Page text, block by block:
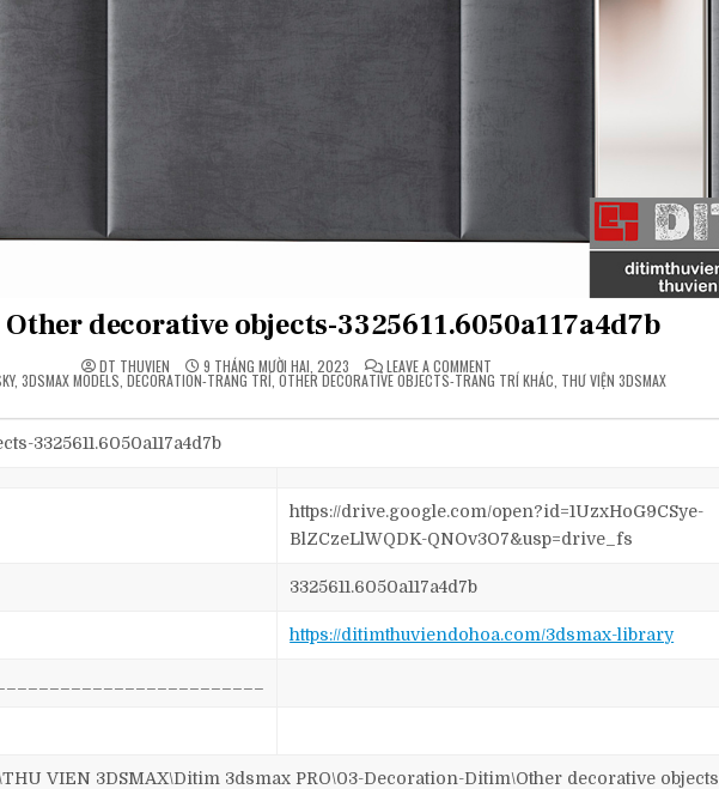
Other decorative objects-3325611.6050a117a4d7b
DT THUVIEN 9 THÁNG MƯỜI HAI, 2023 LEAVE A COMMENT
[FREE]
OTHER
OBJECTS-
,3DSMAX MODELS ,DECORATION-TRANG TRÍ ,OTHER DECORATIVE OBJECTS-TRANG TRÍ KHÁC THƯ VIỆN 3DSMAX
3325611.6050a117a4d7b
https://drive.google.com/open?id=1UzxHoG9CSye-
BlZCzeLlWQDK-QNOv3O7&usp=drive_fs
3325611.6050a117a4d7b
https://ditimthuviendohoa.com/3dsmax-library
VIEN 3DSMAX\Ditim 3dsmax PRO\03-Decoration-Ditim\Other decorative objects